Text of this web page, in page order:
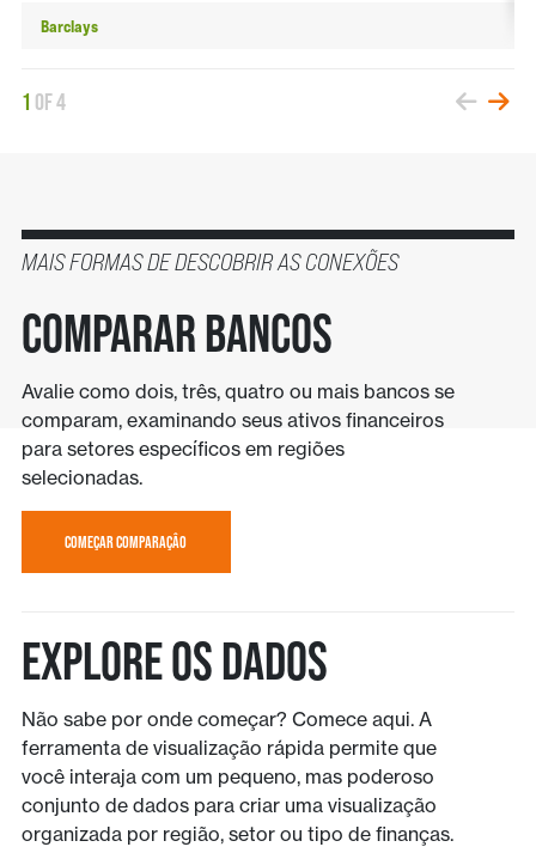
Barclays
1 of4
MAIS FORMAS DE DESCOBRIR AS CONEXÕES
COMPARAR BANCOS
Avalie como dois, três, quatro ou mais bancos se
comparam, examinando seus ativos financeiros
para setores específicos em regiões
selecionadas.
COMEÇAR COMPARAÇÂO
EXPLORE OS DADOS
Não sabe por onde começar? Comece aqui. A
ferramenta de visualização rápida permite que
você interaja com um pequeno, mas poderoso
conjunto de dados para criar uma visualização
organizada por região, setor ou tipo de finanças.